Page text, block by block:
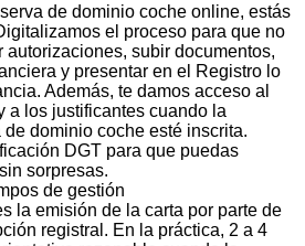
de dominio coche online, estás
el proceso para que no
autorizaciones, subir documentos,
y presentar en el Registro lo
Además, te damos acceso al
a los justificantes cuando la
dominio coche esté inscrita.
DGT para que puedas
sorpresas.
de gestión
la emisión de la carta por parte de
registral. En la práctica, 2 a 4